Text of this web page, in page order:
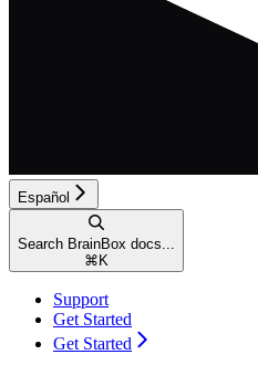
Español
Search BrainBox docs...
⌘ K
Support
Get Started
Get Started